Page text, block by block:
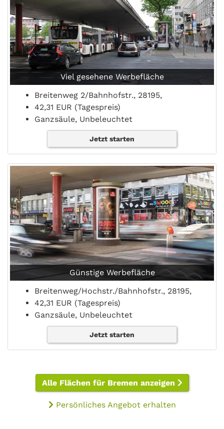
Viel gesehene Werbefläche
Breitenweg 2/Bahnhofstr., 28195,
42,31 EUR (Tagespreis)
Ganzsäule, Unbeleuchtet
Jetzt starten
Günstige Werbefläche
Breitenweg/Hochstr./Bahnhofstr., 28195,
42,31 EUR (Tagespreis)
Ganzsäule, Unbeleuchtet
Jetzt starten
Alle Flächen für Bremen anzeigen
Persönliches Angebot erhalten